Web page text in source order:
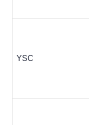
YSC